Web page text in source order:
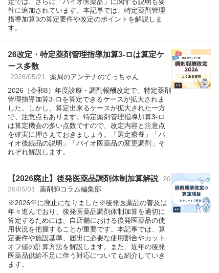
定では、さらに「バイオ医薬品」に関する説明も要
件に追加されています。本記事では、特定薬剤管理
指導加算3の算定要件や改定のポイントを解説しま
す。
26改定・特定薬剤管理指導加算3-ロは算定ケ
ース多数
2026/05/21 薬局のアンテナのてっちゃん
2026（令和8）年度診療・調剤報酬改定で、特定薬剤
管理指導加算3-ロを算定できるケースが拡大されま
した。しかし、算定出来るケースが拡大された一方
で、注意点もあります。特定薬剤管理指導加算3-ロ
は算定機会の多い点数ですので、改定内容と注意点
を確実に押さえておきましょう。「選定療養」「バ
イオ後続品の説明」「バイオ医薬品の変更調剤」そ
れぞれ解説します。
【2026廃止】後発医薬品調剤体制加算解説 20
26/05/01
薬剤師コラム編集部
※2026年に廃止になりました※後発医薬品の普及は
年々進んでおり、後発医薬品調剤体制加算を適切に
算定するためには、自店舗における後発医薬品の使
用状況を把握することが重要です。本記事では、算
定要件や施設基準、届出に必要な使用割合やカット
オフ値の計算方法を解説します。また、近年の後発
医薬品供給不足に伴う対応についても紹介していき
ます。